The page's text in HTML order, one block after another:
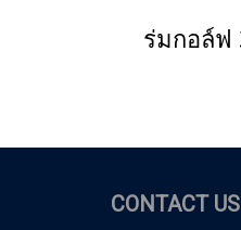
CONTACT US